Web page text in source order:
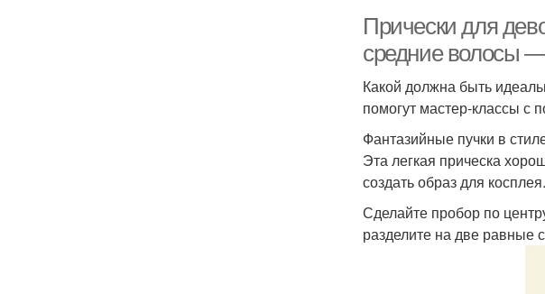
Прически для
средние волосы
Какой должна быть
помогут мастер-классы с
Фантазийные пучки в
Эта легкая прическа
создать образ для косплея.
Сделайте пробор по
разделите на две